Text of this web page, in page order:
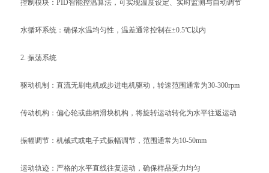
控制模块：PID智能控温算法，可实现温度设定、实时监测与自动调节
水循环系统：确保水温均匀性，温差通常控制在±0.5℃以内
2. 振荡系统
驱动机制：直流无刷电机或步进电机驱动，转速范围通常为30-300rpm
传动机构：偏心轮或曲柄滑块机构，将旋转运动转化为水平往返运动
振幅调节：机械式或电子式振幅调节，范围通常为10-50mm
运动轨迹：严格的水平直线往复运动，确保样品受力均匀